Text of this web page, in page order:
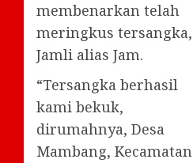
membenarkan telah
meringkus tersangka,
Jamli alias Jam.
“Tersangka berhasil
kami bekuk,
dirumahnya, Desa
Mambang, Kecamatan